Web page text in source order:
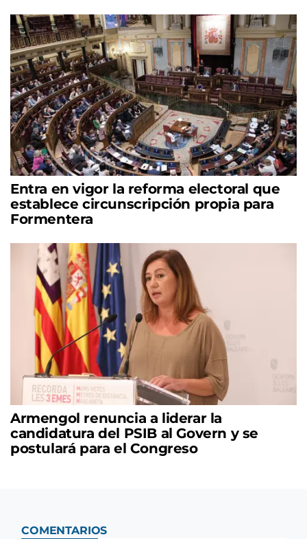
Entra en vigor la reforma electoral que
establece circunscripción propia para
Formentera
Armengol renuncia a liderar la
candidatura del PSIB al Govern y se
postulará para el Congreso
COMENTARIOS